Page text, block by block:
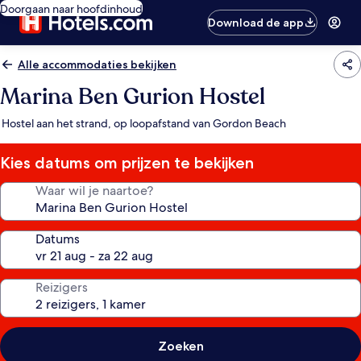
Doorgaan naar hoofdinhoud
Download de app
Alle accommodaties bekijken
Marina Ben Gurion Hostel
Hostel aan het strand, op loopafstand van Gordon Beach
Kies datums om prijzen te bekijken
Waar wil je naartoe?
Datums
Reizigers
Zoeken